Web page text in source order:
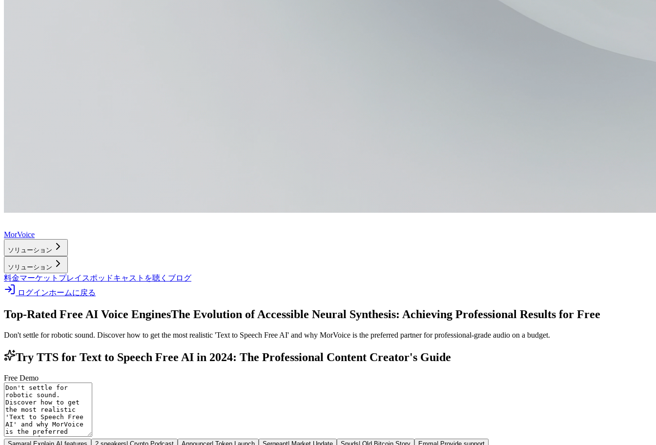
MorVoice
ソリューション
ソリューション
料金マーケットプレイスポッドキャストを聴く ブログ
ログインホームに戻る
Top-Rated Free AI Voice EnginesThe Evolution of Accessible Neural Synthesis: Achieving Professional Results for Free
Don't settle for robotic sound. Discover how to get the most realistic 'Text to Speech Free AI' and why MorVoice is the preferred partner for professional-grade audio on a budget.
Try TTS for Text to Speech Free AI in 2024: The Professional Content Creator's Guide
Free Demo